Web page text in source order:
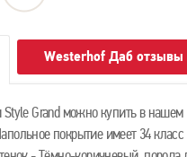
Westerhof Даб отзывы
Grand можно купить в нашем
покрытие имеет 34